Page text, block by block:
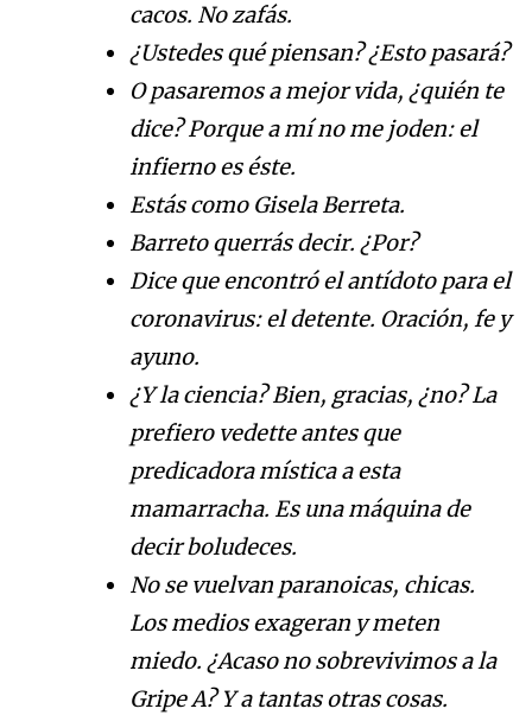
cacos. No zafás.
¿Ustedes qué piensan? ¿Esto pasará?
O pasaremos a mejor vida, ¿quién te
dice? Porque a mí no me joden: el
infierno es éste.
Estás como Gisela Berreta.
Barreto querrás decir. ¿Por?
Dice que encontró el antídoto para el
coronavirus: el detente. Oración, fe y
ayuno.
¿Y la ciencia? Bien, gracias, ¿no? La
prefiero vedette antes que
predicadora mística a esta
mamarracha. Es una máquina de
decir boludeces.
No se vuelvan paranoicas, chicas.
Los medios exageran y meten
miedo. ¿Acaso no sobrevivimos a la
Gripe A? Y a tantas otras cosas.